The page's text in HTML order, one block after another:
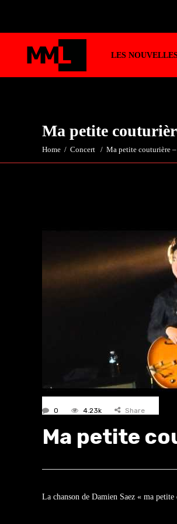
LES
Ma petite
Home / Concert / Ma petite couturière
0 4.23k Share
Ma petite
La chanson de Damien Saez « ma